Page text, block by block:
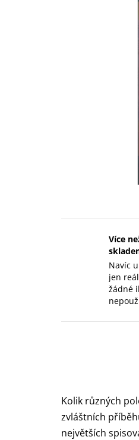
Více
Navíc
jen
žádné
Kolik různých
zvláštních
největších